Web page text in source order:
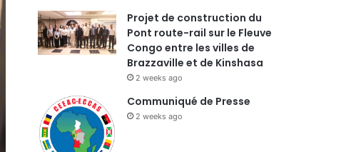
Projet de construction du
Pont route-rail sur le Fleuve
Congo entre les villes de
Brazzaville et de Kinshasa
2 weeks ago
Communiqué de Presse
2 weeks ago